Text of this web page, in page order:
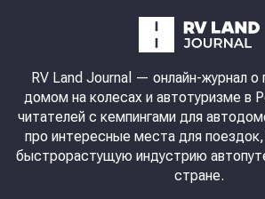
RV Land Journal — онлайн-журнал о
домом на колесах и автотуризме в
читателей с кемпингами для
про интересные места для
быстрорастущую индустрию
стране.